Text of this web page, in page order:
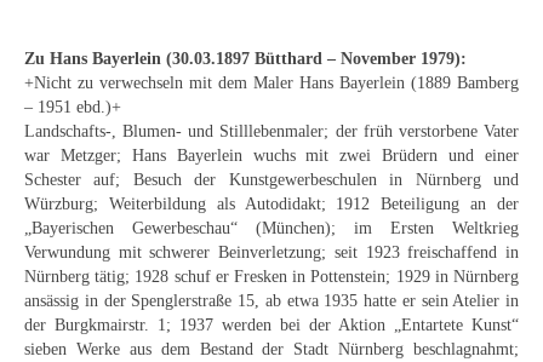
Berliner Künstler
Düsseldorfer Künstler
Fränkische Künstler
Hamburger Künstler
Münchner Künstler
Pfälzer Künstler
Zu Hans Bayerlein (30.03.1897 Bütthard – November 1979):
+Nicht zu verwechseln mit dem Maler Hans Bayerlein (1889 Bamberg
– 1951 ebd.)+
Landschafts-, Blumen- und Stilllebenmaler; der früh verstorbene Vater
war Metzger; Hans Bayerlein wuchs mit zwei Brüdern und einer
Schester auf; Besuch der Kunstgewerbeschulen in Nürnberg und
Würzburg; Weiterbildung als Autodidakt; 1912 Beteiligung an der
„Bayerischen Gewerbeschau“ (München); im Ersten Weltkrieg
Verwundung mit schwerer Beinverletzung; seit 1923 freischaffend in
Nürnberg tätig; 1928 schuf er Fresken in Pottenstein; 1929 in Nürnberg
ansässig in der Spenglerstraße 15, ab etwa 1935 hatte er sein Atelier in
der Burgkmairstr. 1; 1937 werden bei der Aktion „Entartete Kunst“
sieben Werke aus dem Bestand der Stadt Nürnberg beschlagnahmt;